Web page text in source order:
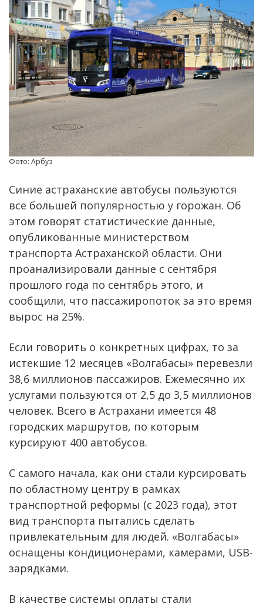
Фото: Арбуз
Синие астраханские автобусы пользуются
все большей популярностью у горожан. Об
этом говорят статистические данные,
опубликованные министерством
транспорта Астраханской области. Они
проанализировали данные с сентября
прошлого года по сентябрь этого, и
сообщили, что пассажиропоток за это время
вырос на 25%.
Если говорить о конкретных цифрах, то за
истекшие 12 месяцев «Волгабасы» перевезли
38,6 миллионов пассажиров. Ежемесячно их
услугами пользуются от 2,5 до 3,5 миллионов
человек. Всего в Астрахани имеется 48
городских маршрутов, по которым
курсируют 400 автобусов.
С самого начала, как они стали курсировать
по областному центру в рамках
транспортной реформы (с 2023 года), этот
вид транспорта пытались сделать
привлекательным для людей. «Волгабасы»
оснащены кондиционерами, камерами, USB-
зарядками.
В качестве системы оплаты стали